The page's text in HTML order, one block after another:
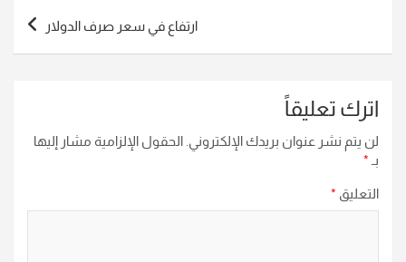
اترك تعليقاً
لن يتم نشر عنوان بريدك الإلكتروني. الحقول الإلزامية مشار إليها
بـ *
التعليق *